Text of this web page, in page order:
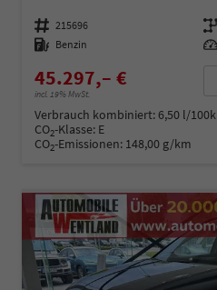
Fahrzeugnummer 215696 Getriebe
Kraftstoff Benzin Leistung
45.297,– €
incl. 19% MwSt.
Verbrauch kombiniert:6,50 l/
CO2-Klasse: E
CO2-Emissionen: 148,00 g/km